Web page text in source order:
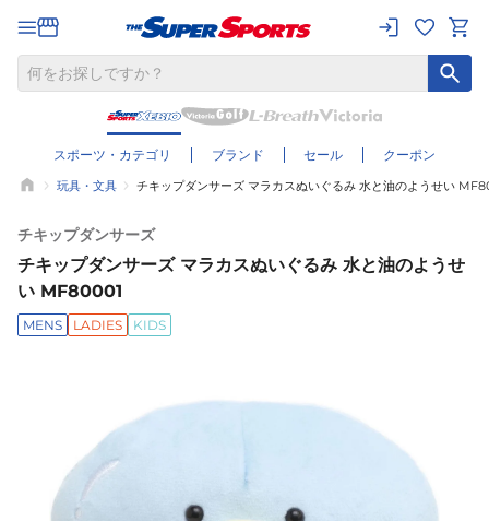
スポーツ・カテゴリ ブランド セール クーポン
玩具・文具 チキップダンサーズ マラカスぬいぐるみ 水と油のようせい
チキップダンサーズ
チキップダンサーズ マラカスぬいぐるみ 水と油のようせ
い MF80001
MENS LADIES KIDS